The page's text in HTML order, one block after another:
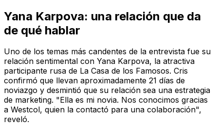
Yana Karpova: una relación que da
de qué hablar
Uno de los temas más candentes de la entrevista fue su
relación sentimental con Yana Karpova, la atractiva
participante rusa de La Casa de los Famosos. Cris
confirmó que llevan aproximadamente 21 días de
noviazgo y desmintió que su relación sea una estrategia
de marketing. "Ella es mi novia. Nos conocimos gracias
a Westcol, quien la contactó para una colaboración",
reveló.